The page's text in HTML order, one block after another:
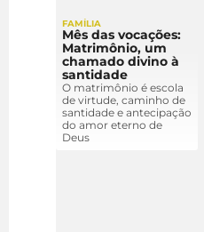
FAMÍLIA
Mês das vocações:
Matrimônio, um
chamado divino à
santidade
O matrimônio é escola
de virtude, caminho de
santidade e antecipação
do amor eterno de
Deus